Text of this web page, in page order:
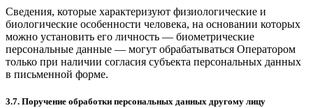
Сведения, которые характеризуют физиологические и
биологические особенности человека, на основании которых
можно установить его личность — биометрические
персональные данные — могут обрабатываться Оператором
только при наличии согласия субъекта персональных данных
в письменной форме.
3.7. Поручение обработки персональных данных другому лицу